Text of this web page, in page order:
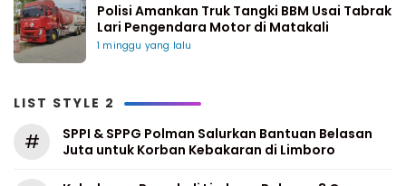
Polisi Amankan Truk Tangki BBM Usai Tabrak
Lari Pengendara Motor di Matakali
1 minggu yang lalu
LIST STYLE 2
#
SPPI & SPPG Polman Salurkan Bantuan Belasan
Juta untuk Korban Kebakaran di Limboro